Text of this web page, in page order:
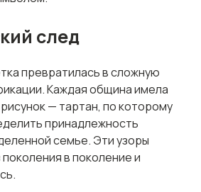
след
превратилась в сложную
Каждая община имела
— тартан, по которому
принадлежность
семье. Эти узоры
в поколение и